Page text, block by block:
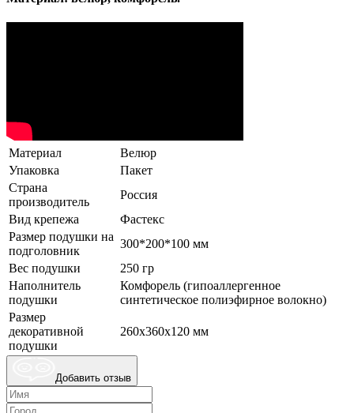
Материал
Велюр
Упаковка
Пакет
Страна
производитель
Россия
Вид крепежа
Фастекс
Размер подушки на
подголовник
300*200*100 мм
Вес подушки
250 гр
Наполнитель
подушки
Комфорель (гипоаллергенное
синтетическое полиэфирное волокно)
Размер
декоративной
подушки
260х360х120 мм
Добавить отзыв